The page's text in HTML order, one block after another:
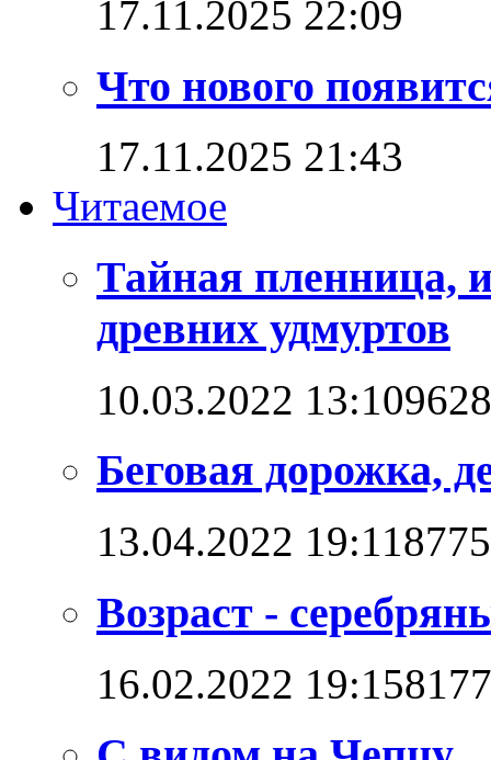
17.11.2025 22:09
Что нового
17.11.2025 21:43
Читаемое
Тайная пленница,
древних удмуртов
10.03.2022 13:109628
Беговая дорожка,
13.04.2022 19:118775
Возраст -
16.02.2022 19:158177